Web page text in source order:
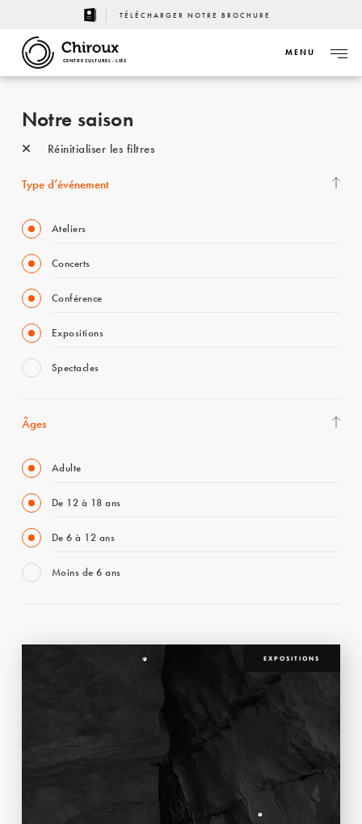
TÉLÉCHARGER NOTRE BROCHURE
CENTRE CULTUREL - LIÈGE
MENU
Notre saison
Réinitialiser les filtres
Type d’événement
Ateliers
Concerts
Conférence
Expositions
Spectacles
Âges
Adulte
De 12 à 18 ans
De 6 à 12 ans
Moins de 6 ans
EXPOSITIONS